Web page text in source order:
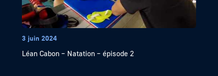
3 juin 2024
Léan Cabon – Natation – épisode 2